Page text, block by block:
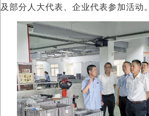
及部分人大代表、企业代表参加活动。